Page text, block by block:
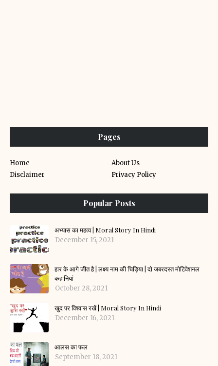
Pages
Home
About Us
Disclaimer
Privacy Policy
Popular Posts
अभ्यास का महत्व | Moral Story In Hindi
December 15, 2021
हार के आगे जीत है | लक्ष्य नाम की चिड़िया | दो जबरदस्त मोटिवेशनल
कहानियां
October 28, 2021
खुद पर विश्वास रखें | Moral Story In Hindi
December 16, 2021
आलस का फल
September 18, 2021